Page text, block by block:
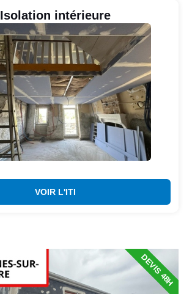
Isolation intérieure
VOIR L'ITI
DEVIS 48H